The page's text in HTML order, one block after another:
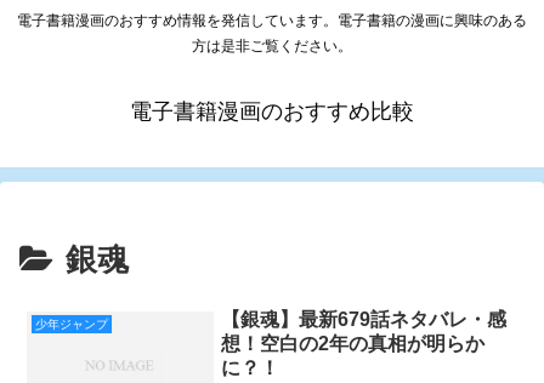
電子書籍漫画のおすすめ情報を発信しています。電子書籍の漫画に興味のある
方は是非ご覧ください。
電子書籍漫画のおすすめ比較
銀魂
少年ジャンプ
【銀魂】最新679話ネタバレ・感
想！空白の2年の真相が明らか
に？！